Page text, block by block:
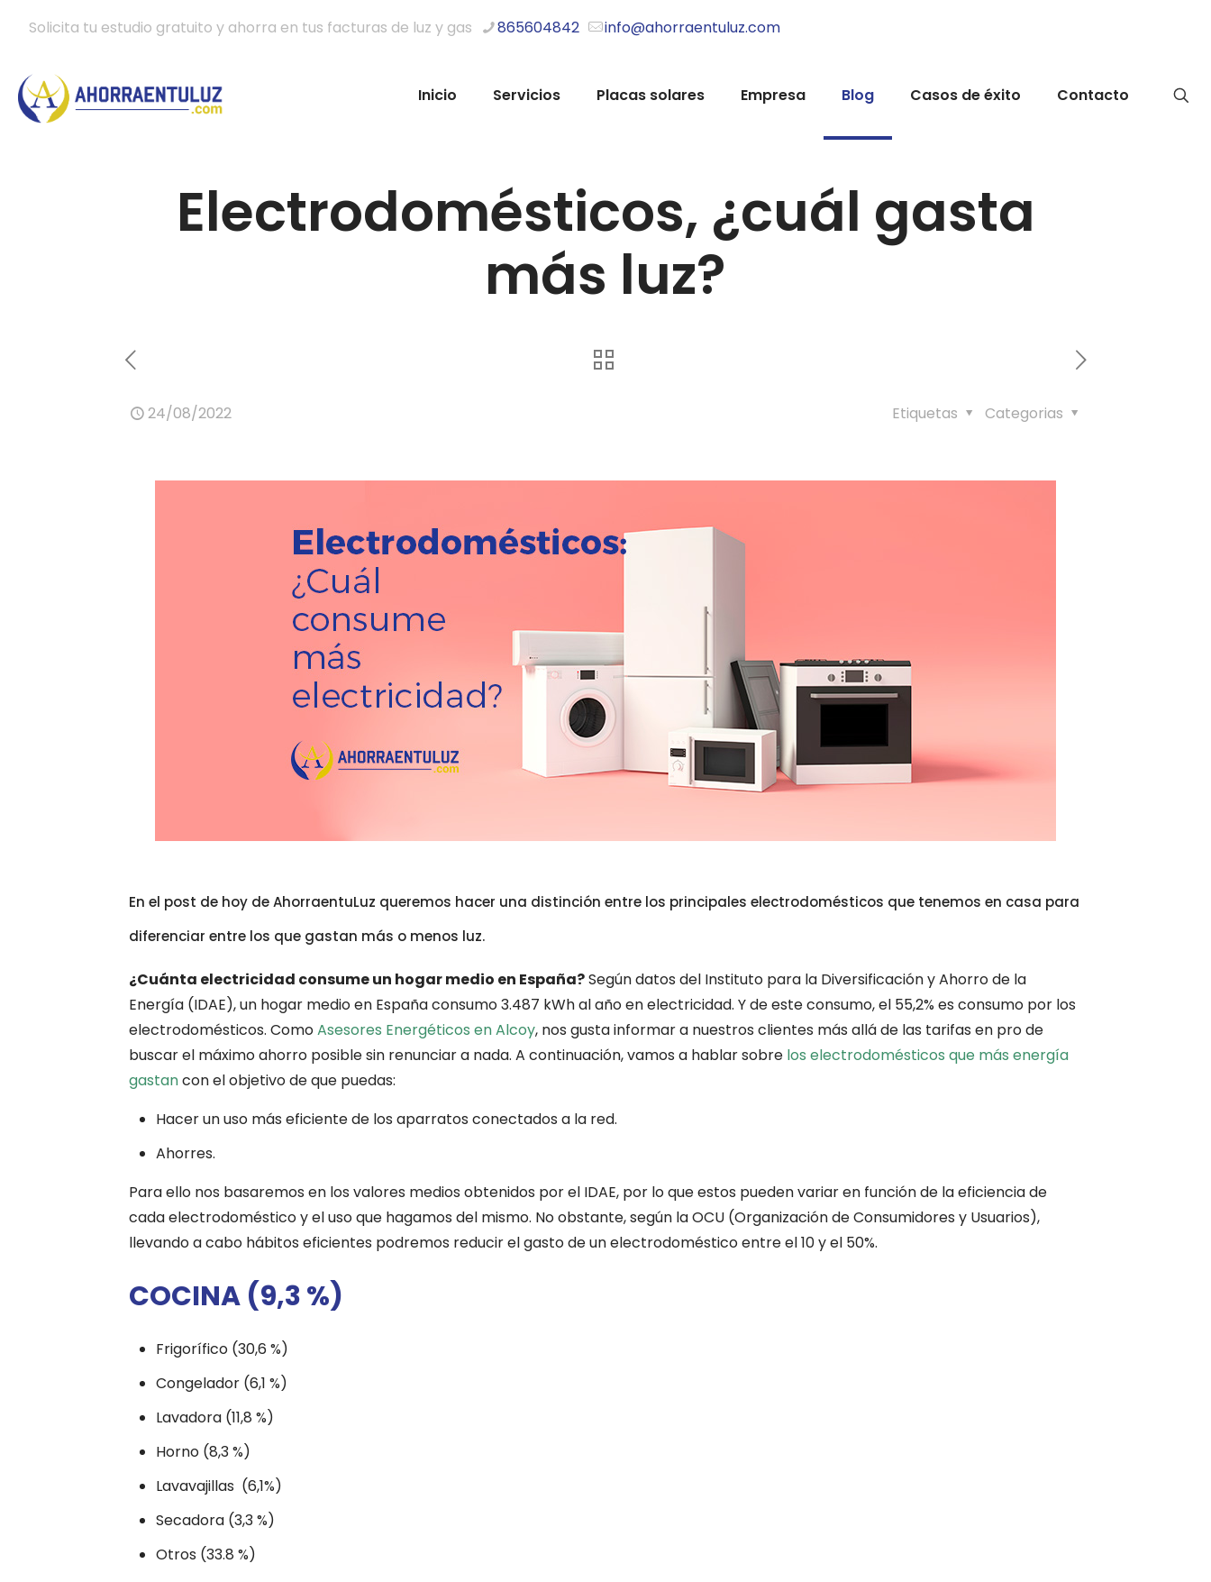
Solicita tu estudio gratuito y ahorra en tus facturas de luz y gas 865604842 info@ahorraentuluz.com
Inicio Servicios Placas solares Empresa Blog Casos de éxito Contacto
Electrodomésticos, ¿cuál gasta
más luz?
24/08/2022 Categorias
Etiquetas
En el post de hoy de AhorraentuLuz queremos hacer una distinción entre los principales electrodomésticos que tenemos en casa para
diferenciar entre los que gastan más o menos luz.
¿Cuánta electricidad consume un hogar medio en España?Según datos del Instituto para la Diversificación y Ahorro de la
Energía (IDAE), un hogar medio en España consumo 3.487 kWh al año en electricidad. Y de este consumo, el 55,2% es consumo por los
electrodomésticos. ComoAsesores Energéticos en Alcoy, nos gusta informar a nuestros clientes más allá de las tarifas en pro de
buscar el máximo ahorro posible sin renunciar a nada. A continuación, vamos a hablar sobre los electrodomésticos que más energía
gastancon el objetivo de que puedas:
Hacer un uso más eficiente de los aparratos conectados a la red.
Ahorres.
Para ello nos basaremos en los valores medios obtenidos por el IDAE, por lo que estos pueden variar en función de la eficiencia de
cada electrodoméstico y el uso que hagamos del mismo. No obstante, según la OCU (Organización de Consumidores y Usuarios),
llevando a cabo hábitos eficientes podremos reducir el gasto de un electrodoméstico entre el 10 y el 50%.
COCINA (9,3 %)
Frigorífico (30,6 %)
Congelador (6,1 %)
Lavadora (11,8 %)
Horno (8,3 %)
Lavavajillas (6,1%)
Secadora (3,3 %)
Otros (33.8 %)